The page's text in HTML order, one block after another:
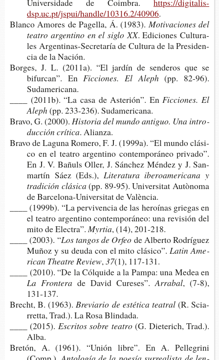
Uni­ver­si­da­de de Coimbra. https://digitalis-
dsp.uc.pt/jspui/handle/10316.2/40906.
Blan­co Amo­res de Page­lla, Á. (1983).Moti­va­cio­nes del
tea­tro argen­tino en el siglo XX. Edi­cio­nes Cul­tu­ra­
les Argentinas-​Secretaría de Cul­tu­ra de la Pre­si­den­
cia de la Nación.
Bor­ges, J. L. (2011a). “El jar­dín de sen­de­ros que se
bifur­can”. EnFic­cio­nes. El Aleph (pp. 82-96).
Sudamericana.
____ (2011b). “La casa de Aste­rión”. EnFic­cio­nes. El
Aleph (pp. 233-​236). Sudamericana.
Bravo, G. (2000). His­to­ria del mundo anti­guo. Una intro­
duc­ción crítica. Alianza.
Bravo de Lagu­na Rome­ro, F. J. (1999a). “El mundo clá­si­
co en el tea­tro argen­tino con­tem­po­rá­neo pri­va­do”.
En J. V. Bañuls Oller, J. Sán­chez Mén­dez y J. San­
mar­tín Sáez (Eds.), Lite­ra­tu­ra ibe­roa­me­ri­ca­na y
tra­di­ción clásica(pp. 89-95). Uni­ver­si­tat Autònoma
de Barcelona-​Universitat de València.
____ (1999b). “La per­vi­ven­cia de las heroí­nas grie­gas en
el tea­tro argen­tino con­tem­po­rá­neo: una revi­sión del
mito de Electra”.Myrtia, (14), 201-218.
____ (2003). “Los tan­gos de Orfeo de Alber­to Rodrí­guez
Muñoz y su deuda con el mito clásico”.Latin Ame­
ri­can Thea­tre Review,37(1), 117-131.
____ (2010). “De la Cól­qui­de a la Pampa: una Medea en
La Frontera de David Cureses”.Arrabal, (7-8),
131-137.
Bre­cht, B. (1963).Bre­via­rio de esté­ti­ca teatral(R. Scia­
rret­ta, Trad.). La Rosa Blindada.
____ (2015). Escri­tos sobre teatro(G. Die­te­rich, Trad.).
Alba.
Bre­tón, A. (1961). “Unión libre”. En A. Pelle­gri­ni